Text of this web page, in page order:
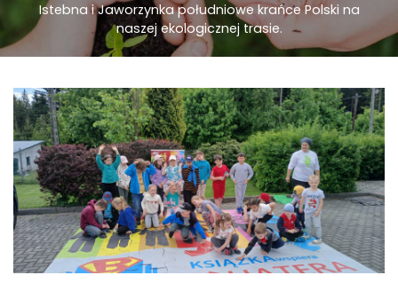
Istebna i Jaworzynka południowe krańce Polski na
naszej ekologicznej trasie.